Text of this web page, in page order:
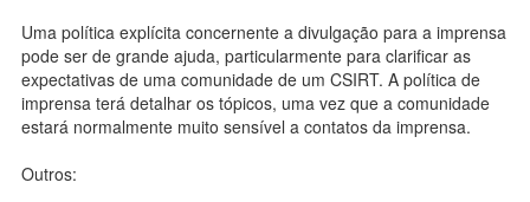
Uma política explícita concernente a divulgação para a imprensa
pode ser de grande ajuda, particularmente para clarificar as
expectativas de uma comunidade de um CSIRT. A política de
imprensa terá detalhar os tópicos, uma vez que a comunidade
estará normalmente muito sensível a contatos da imprensa.
Outros: